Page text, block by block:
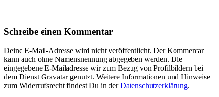
Schreibe einen Kommentar
Deine E-Mail-Adresse wird nicht veröffentlicht. Der Kommentar
kann auch ohne Namensnennung abgegeben werden. Die
eingegebene E-Mailadresse wir zum Bezug von Profilbildern bei
dem Dienst Gravatar genutzt. Weitere Informationen und Hinweise
zum Widerrufsrecht findest Du in derDatenschutzerklärung.